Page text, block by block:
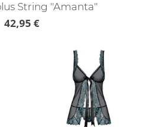
String "Amanta"
42,95 €